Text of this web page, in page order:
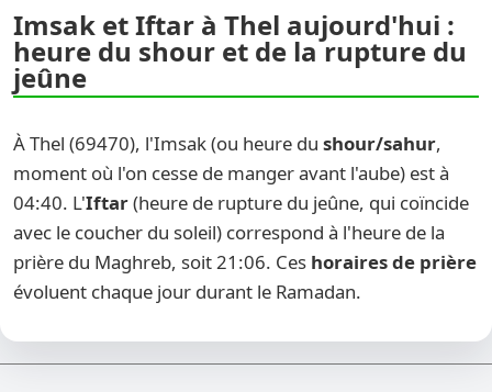
Imsak et Iftar à Thel aujourd'hui :
heure du shour et de la rupture du
jeûne
À Thel (69470), l'Imsak (ou heure du shour/sahur,
moment où l'on cesse de manger avant l'aube) est à
04:40. L'Iftar(heure de rupture du jeûne, qui coïncide
avec le coucher du soleil) correspond à l'heure de la
prière du Maghreb, soit 21:06. Ces horaires de prière
évoluent chaque jour durant le Ramadan.